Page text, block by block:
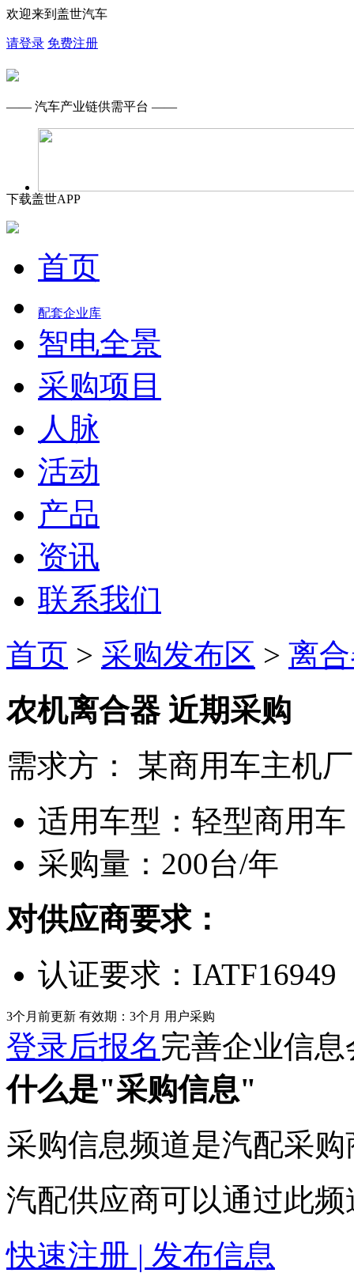
欢迎来到盖世汽车
请登录 免费注册
—— 汽车产业链供需平台 ——
下载盖世APP
首页
配套企业库
智电全景
采购项目
人脉
活动
产品
资讯
联系我们
首页 > 采购发布区 > 离
农机离合器 近期采购
需求方：
某商用车主机厂
适用车型： 轻型商用
采购量： 200台/年
对供应商要求：
认证要求： IATF16949
3个月前更新 有效期：3个月 用户采购
登录后报名完善企业信
什么是"采购信息"
采购信息频道是汽配采
汽配供应商可以通过此
快速注册 | 发布信息